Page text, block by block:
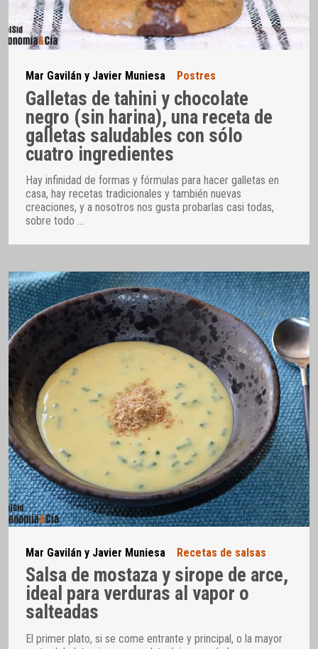
Mar Gavilán y Javier Muniesa Postres
Galletas de tahini y chocolate
negro (sin harina), una receta de
galletas saludables con sólo
cuatro ingredientes
Hay infinidad de formas y fórmulas para hacer galletas en
casa, hay recetas tradicionales y también nuevas
creaciones, y a nosotros nos gusta probarlas casi todas,
sobre todo …
Mar Gavilán y Javier Muniesa Recetas de salsas
Salsa de mostaza y sirope de arce,
ideal para verduras al vapor o
salteadas
El primer plato, si se come entrante y principal, o la mayor